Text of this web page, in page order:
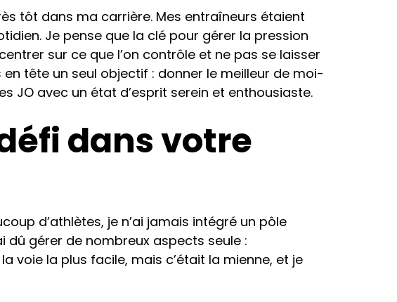
tôt dans ma carrière. Mes entraîneurs étaient
Je pense que la clé pour gérer la pression
sur ce que l’on contrôle et ne pas se laisser
tête un seul objectif : donner le meilleur de moi-
JO avec un état d’esprit serein et enthousiaste.
dans votre
d’athlètes, je n’ai jamais intégré un pôle
dû gérer de nombreux aspects seule :
voie la plus facile, mais c’était la mienne, et je